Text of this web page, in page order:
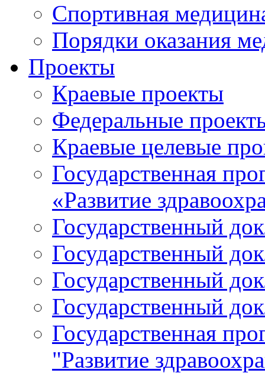
Спортивная
Порядки оказания
Проекты
Краевые проекты
Федеральные
Краевые целевые
Государственная
«Развитие
Государственный
Государственный
Государственный
Государственный
Государственная
"Развитие